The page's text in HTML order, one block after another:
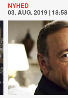
NYHED
03. AUG. 2019 | 18:58